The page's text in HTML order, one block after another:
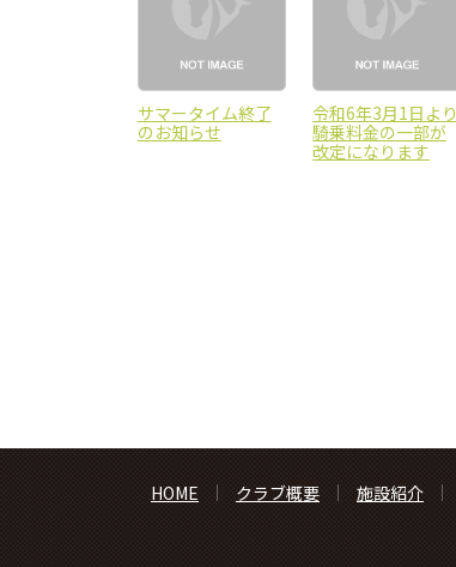
サマータイム終了
のお知らせ
令和6年3月1日より
騎乗料金の一部が
改定になります
HOME クラブ概要 施設紹介